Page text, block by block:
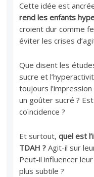
Cette idée est
rend les enfants
croient dur comme
éviter les crises
Que disent les
sucre et
toujours
un goûter sucré ?
coïncidence ?
Et surtout,quel est
TDAH ? Agit-il sur
Peut-il influencer
plus subtile ?